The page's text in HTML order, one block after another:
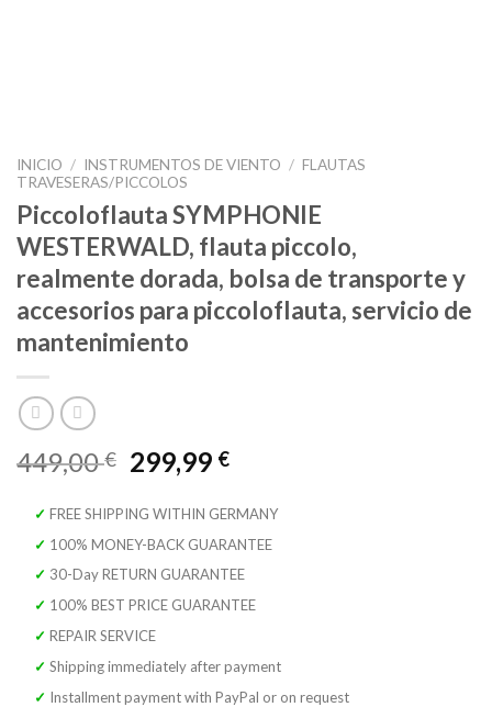
INICIO / INSTRUMENTOS DE VIENTO / FLAUTAS
TRAVESERAS/PICCOLOS
Piccoloflauta SYMPHONIE
WESTERWALD, flauta piccolo,
realmente dorada, bolsa de transporte y
accesorios para piccoloflauta, servicio de
mantenimiento
449,00€ El
precio
original
era:
449,00 €.
299,99 €El
actual
es:
299,99 €.
✓ FREE SHIPPING WITHIN GERMANY
✓ 100% MONEY-BACK GUARANTEE
✓ 30-Day RETURN GUARANTEE
✓ 100% BEST PRICE GUARANTEE
✓ REPAIR SERVICE
✓ Shipping immediately after payment
✓ Installment payment with PayPal or on request